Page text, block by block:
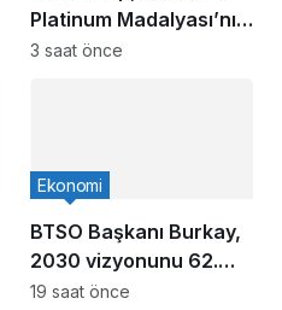
Platinum Madalyası’nı
üst üste ikinci kez
3 saat önce
BTSO Başkanı Burkay,
2030 vizyonunu 62.
Meslek Komitesi ile
Ekonomi
19 saat önce